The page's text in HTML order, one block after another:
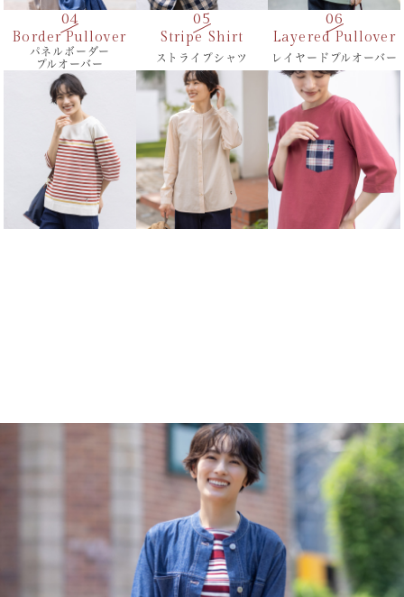
Border Pullover
パネルボーダー
プルオーバー
Stripe Shirt
ストライプシャツ
Layered Pullover
レイヤードプルオーバー